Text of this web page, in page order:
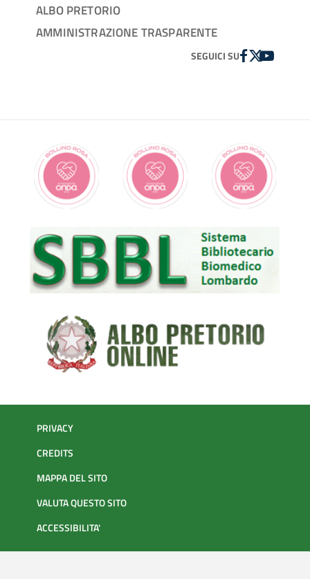
ALBO PRETORIO
AMMINISTRAZIONE TRASPARENTE
SEGUICI SUFACEBOOK
TWITTER
YOUTUBE
PRIVACY
CREDITS
MAPPA DEL SITO
VALUTA QUESTO SITO
ACCESSIBILITA'